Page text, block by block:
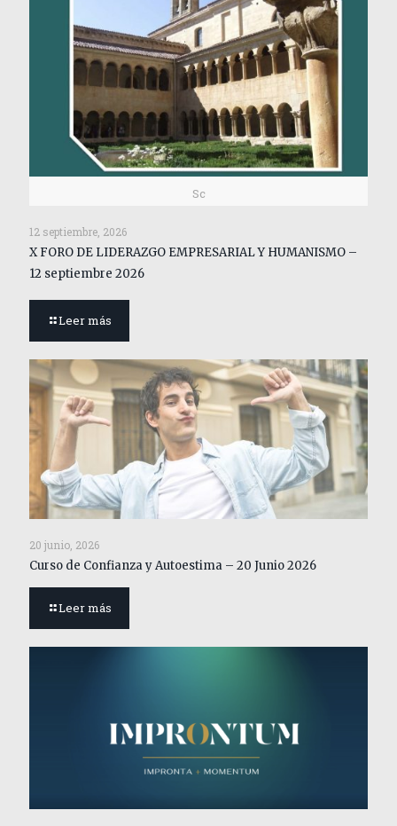
Sc
12 septiembre, 2026
X FORO DE LIDERAZGO EMPRESARIAL Y HUMANISMO –
12 septiembre 2026
Leer más
20 junio, 2026
Curso de Confianza y Autoestima – 20 Junio 2026
Leer más